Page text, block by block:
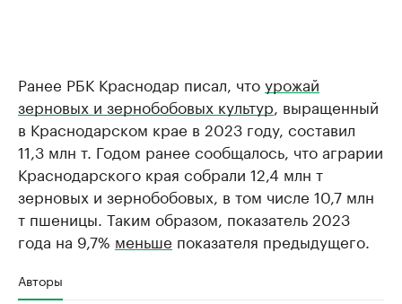
Ранее РБК Краснодар писал, чтоурожай
зерновых и зернобобовых культур , выращенный
в Краснодарском крае в 2023 году, составил
11,3 млн т. Годом ранее сообщалось, что аграрии
Краснодарского края собрали 12,4 млн т
зерновых и зернобобовых, в том числе 10,7 млн
т пшеницы. Таким образом, показатель 2023
года на 9,7% меньше показателя предыдущего.
Авторы